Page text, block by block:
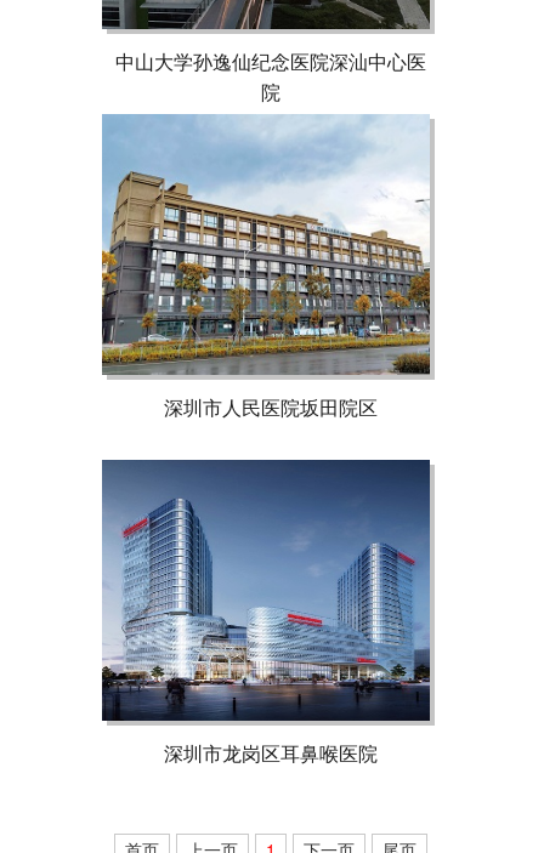
中山大学孙逸仙纪念医院深汕中心医
院
深圳市人民医院坂田院区
深圳市龙岗区耳鼻喉医院